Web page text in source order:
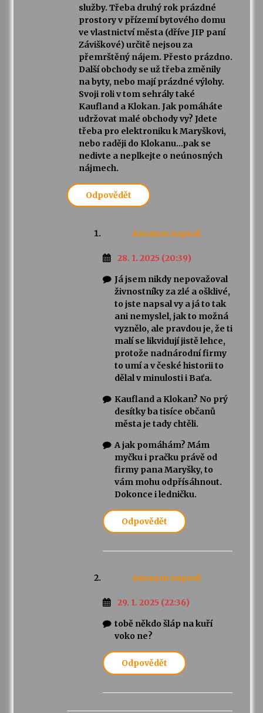
služby. Třeba druhý rok prázdné
prostory v přízemí bytového domu
ve vlastnictví města (dříve JIP paní
Záviškové) určitě nejsou za
přemrštěný nájem. Přesto prázdno.
Další obchody se už třeba změnily
na byty, nebo mají prázdné výlohy.
Svoji roli v tom sehrály také
Kaufland a Klokan. Jak pomáháte
udržovat malé obchody vy? Jdete
třeba pro elektroniku k Maryškovi,
nebo raději do Klokanu…pak se
nedivte a neplkejte o neúnosných
nájmech.
Odpovědět
Anonym napsal:
28. 1. 2025 (20:39)
Já jsem nikdy nepovažoval
živnostníky za zlé a ošklivé,
to jste napsal vy a já to tak
ani nemyslel, jak to možná
vyznělo, ale pravdou je, že ti
malí se likvidují jistě lehce,
protože nadnárodní firmy
to umí a v české historii to
dělal v minulosti i Baťa.
Kaufland a Klokan? No prý
desítky ba tisíce občanů
města je tady chtěli.
A jak pomáhám? Mám
myčku i pračku právě od
firmy pana Maryšky, to
vám mohu odpřísáhnout.
Dokonce i ledničku.
Odpovědět
Anonym napsal:
29. 1. 2025 (22:36)
tobě někdo šláp na kuří
voko ne?
Odpovědět